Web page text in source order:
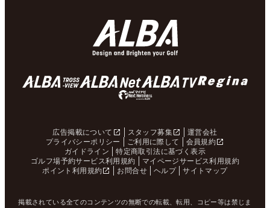
広告掲載について スタッフ募集
運営会社
プライバシーポリシー
ご利用に際して
会員規約
ガイドライン
特定商取引法に基づく表示
ゴルフ場予約サービス利用規約
マイページサービス利用規約
ポイント利用規約
お問合せ ヘルプ サイトマップ
掲載されている全てのコンテンツの無断での転載、転用、コピー等は禁じま